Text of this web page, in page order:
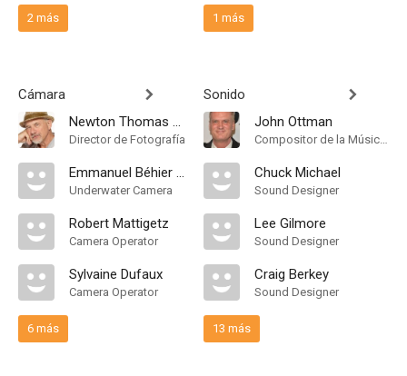
2 más
Cámara
Newton Thomas Sigel
Director de Fotografía
Emmanuel Béhier Migeon
Underwater Camera
Robert Mattigetz
Camera Operator
Sylvaine Dufaux
Camera Operator
6 más
1 más
Sonido
John Ottman
Compositor de la Música Original
Chuck Michael
Sound Designer
Lee Gilmore
Sound Designer
Craig Berkey
Sound Designer
13 más